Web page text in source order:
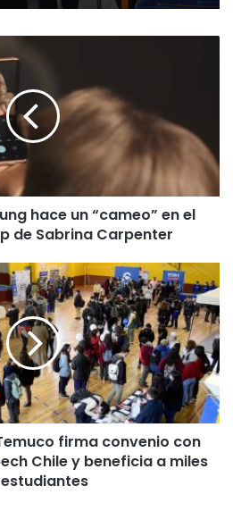
hace un “cameo” en el
de Sabrina Carpenter
firma convenio con
Chile y beneficia a miles